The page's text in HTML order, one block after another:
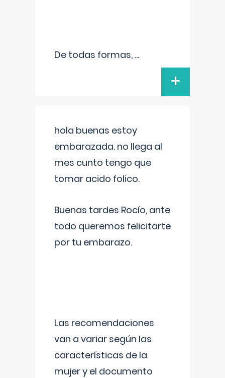
De todas formas, ...
+
hola buenas estoy
embarazada. no llega al
mes cunto tengo que
tomar acido folico.
Buenas tardes Rocío, ante
todo queremos felicitarte
por tu embarazo.
Las recomendaciones
van a variar según las
características de la
mujer y el documento